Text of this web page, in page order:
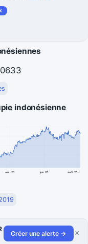
indonésienne
avr. 26 juin 26 août 26
Créer une alerte → ×